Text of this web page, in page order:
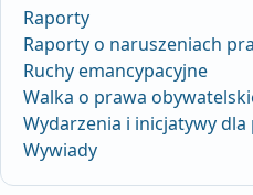
Raporty
Raporty o naruszeniach
Ruchy emancypacyjne
Walka o prawa
Wydarzenia i inicjatywy dla
Wywiady